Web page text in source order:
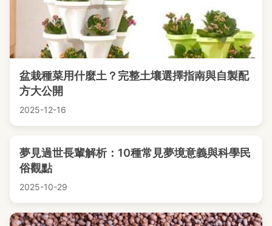
盆栽種菜用什麼土？完整土壤選擇指南與自製配
方大公開
2025-12-16
夢見過世長輩解析：10種常見夢境意義與科學民
俗觀點
2025-10-29